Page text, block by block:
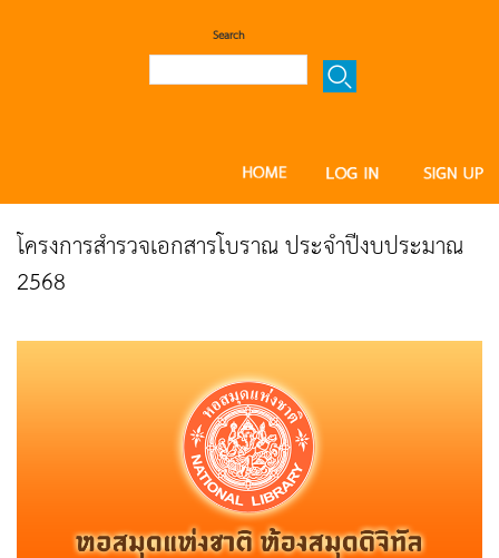
Search
โครงการสำรวจเอกสารโบราณ ประจำปีงบประมาณ
2568